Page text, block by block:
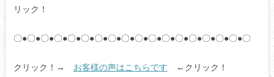
リック！
〇●〇●〇●〇●〇●〇●〇●〇●〇●〇●〇●〇●〇●〇●〇●〇●〇●〇
クリック！→ お客様の声はこちらです ←クリック！